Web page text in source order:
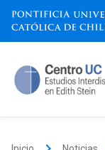
Skip
content